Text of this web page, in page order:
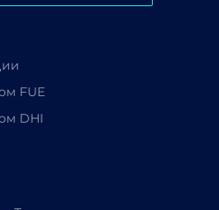
FUE
DHI